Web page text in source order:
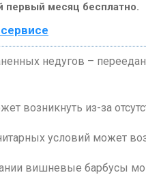
первый месяц бесплатно.
недугов –
возникнуть из-за
условий может
вишневые барбусы